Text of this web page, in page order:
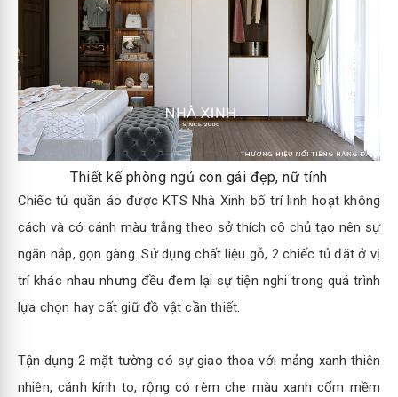
Thiết kế phòng ngủ con gái đẹp, nữ tính
Chiếc tủ quần áo được KTS Nhà Xinh bố trí linh hoạt không
cách và có cánh màu trắng theo sở thích cô chủ tạo nên sự
ngăn nắp, gọn gàng. Sử dụng chất liệu gỗ, 2 chiếc tủ đặt ở vị
trí khác nhau nhưng đều đem lại sự tiện nghi trong quá trình
lựa chọn hay cất giữ đồ vật cần thiết.
Tận dụng 2 mặt tường có sự giao thoa với mảng xanh thiên
nhiên, cánh kính to, rộng có rèm che màu xanh cốm mềm